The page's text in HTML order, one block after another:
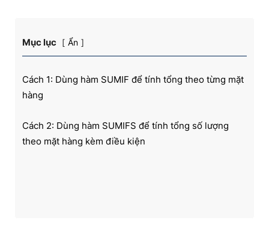
Mục lục Ẩn
Cách 1: Dùng hàm SUMIF để tính tổng theo từng mặt
hàng
Cách 2: Dùng hàm SUMIFS để tính tổng số lượng
theo mặt hàng kèm điều kiện